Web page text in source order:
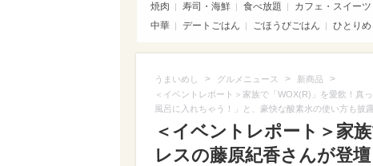
焼肉 寿司・海鮮 食べ放題 カフェ・スイーツ
中華
デートごはん ごほうびごはん ひとりめ
うまいめし > グルメニュース > 新商品 >
＜イベントレポート＞家族で「WOX(R)」を愛飲！真
風呂に入れちゃう！」と、豪快な酸素水の使い方も披露
＜イベントレポート＞家
レスの藤原紀香さんが登